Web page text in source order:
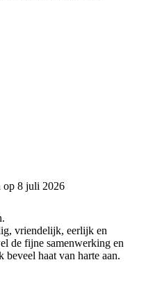
op 8 juli 2026
vriendelijk, eerlijk en
de fijne samenwerking en
beveel haat van harte aan.